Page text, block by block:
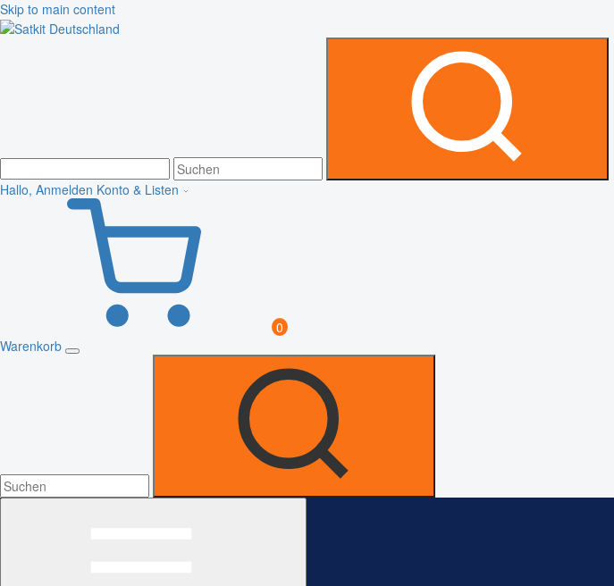
Skip to main content
Hallo, Anmelden Konto & Listen
0
Warenkorb